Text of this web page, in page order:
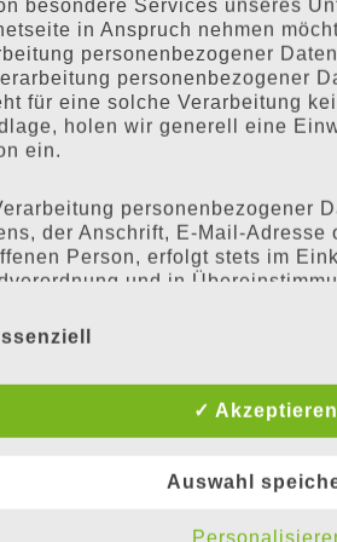
besondere Services unseres
in Anspruch nehmen
personenbezogener
personenbezogener
für eine solche Verarbeitung
holen wir generell eine
ein.
personenbezogener
der Anschrift, E-Mail-Adresse
Person, erfolgt stets im
und in
Datenschutzerklärung möchte
informieren. Ferner werden
Datenschutzerklärung über die
und organisatorische
✓ Akzeptieren
Auswahl